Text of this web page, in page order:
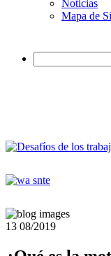
Noticias
Mapa de
13 08/2019